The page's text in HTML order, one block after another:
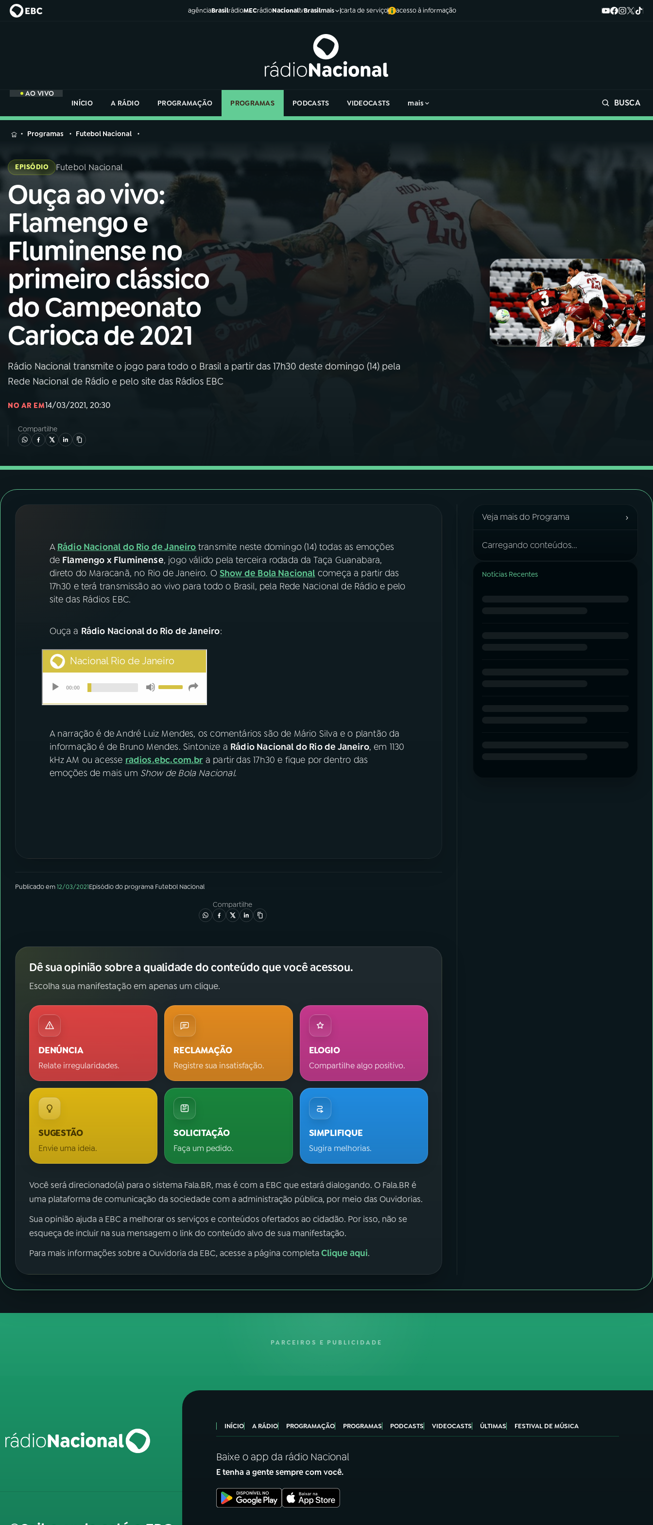
agênciaBrasilrádioMECrádioNacionaltvBrasilmais carta de serviço acesso à informação
AO VIVO
INÍCIO
A RÁDIO PROGRAMAÇÃO PROGRAMAS PODCASTS VIDEOCASTS mais BUSCA
MENU
Buscar
na
Rádio
Nacional
Buscar
01 INÍCIO
02 A RÁDIO
03 PROGRAMAÇÃO
04 PROGRAMAS
06VIDEOCASTS
07 ÚLTIMAS
08FESTIVAL DE MÚSICA
Instagram X
na
Rádio
Programas Futebol Nacional
EPISÓDIO Futebol Nacional
Ouça ao vivo:
Flamengo e
Fluminense no
primeiro clássico
do Campeonato
Carioca de 2021
Rádio Nacional transmite o jogo para todo o Brasil a partir das 17h30 deste domingo (14) pela
Rede Nacional de Rádio e pelo site das Rádios EBC
NO AR EM14/03/2021, 20:30
Compartilhe
A Rádio Nacional do Rio de Janeiro transmite neste domingo (14) todas as emoções
de Flamengo x Fluminense, jogo válido pela terceira rodada da Taça Guanabara,
direto do Maracanã, no Rio de Janeiro. O Show de Bola Nacional começa a partir das
17h30 e terá transmissão ao vivo para todo o Brasil, pela Rede Nacional de Rádio e pelo
site das Rádios EBC.
Ouça a Rádio Nacional do Rio de Janeiro:
A narração é de André Luiz Mendes, os comentários são de Mário Silva e o plantão da
informação é de Bruno Mendes. Sintonize a Rádio Nacional do Rio de Janeiro, em 1130
kHz AM ou acesse radios.ebc.com.br a partir das 17h30 e fique por dentro das
emoções de mais um Show de Bola Nacional.
Publicado em12/03/2021Episódiodo programa Futebol Nacional
Compartilhe
Dê sua opinião sobre a qualidade do conteúdo que você acessou.
Escolha sua manifestação em apenas um clique.
DENÚNCIA
Relate irregularidades.
RECLAMAÇÃO
Registre sua insatisfação.
ELOGIO
Compartilhe algo positivo.
SUGESTÃO
Envie uma ideia.
SOLICITAÇÃO
Faça um pedido.
SIMPLIFIQUE
Sugira melhorias.
Você será direcionado(a) para o sistema Fala.BR, mas é com a EBC que estará dialogando. O Fala.BR é
uma plataforma de comunicação da sociedade com a administração pública, por meio das Ouvidorias.
Sua opinião ajuda a EBC a melhorar os serviços e conteúdos ofertados ao cidadão. Por isso, não se
esqueça de incluir na sua mensagem o link do conteúdo alvo de sua manifestação.
Para mais informações sobre a Ouvidoria da EBC, acesse a página completaClique aqui.
Veja mais do Programa ›
Carregando conteúdos...
Notícias Recentes
PARCEIROS E PUBLICIDADE
INÍCIO A RÁDIO PROGRAMAÇÃO PROGRAMAS PODCASTS VIDEOCASTS ÚLTIMAS FESTIVAL DE MÚSICA
Baixe o app da rádio Nacional
E tenha a gente sempre com você.